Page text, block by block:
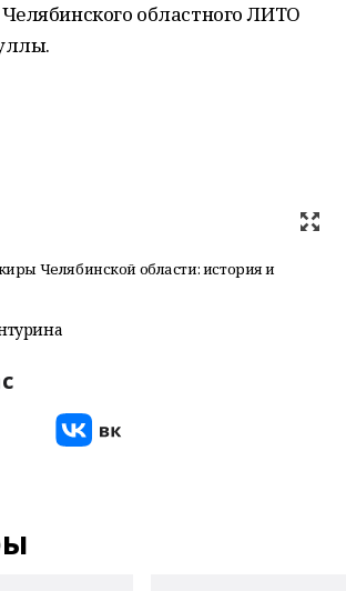
областного ЛИТО
Челябинской области: история и